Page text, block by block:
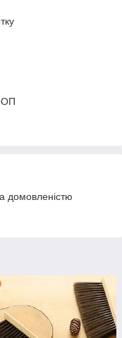
домовленістю